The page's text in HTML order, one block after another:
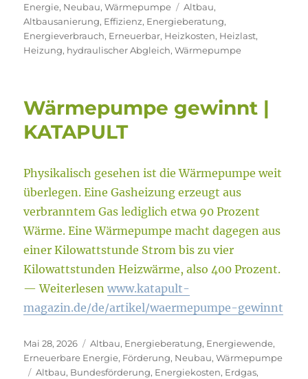
am
Energie, Neubau,Wärmepumpe Schlagwörter
Altbau,
Altbausanierung, Effizienz, Energieberatung,
Energieverbrauch, Erneuerbar, Heizkosten, Heizlast,
Heizung, hydraulischer Abgleich,Wärmepumpe
Wärmepumpe gewinnt |
KATAPULT
Physikalisch gesehen ist die Wärmepumpe weit
überlegen. Eine Gasheizung erzeugt aus
verbranntem Gas lediglich etwa 90 Prozent
Wärme. Eine Wärmepumpe macht dagegen aus
einer Kilowattstunde Strom bis zu vier
Kilowattstunden Heizwärme, also 400 Prozent.
— Weiterlesenwww.katapult-
magazin.de/de/artikel/waermepumpe-gewinnt
Veröffentlicht
am
Mai 28, 2026 Kategorien
Altbau, Energieberatung, Energiewende,
Erneuerbare Energie, Förderung, Neubau,Wärmepumpe
Schlagwörter
Altbau, Bundesförderung, Energiekosten, Erdgas,